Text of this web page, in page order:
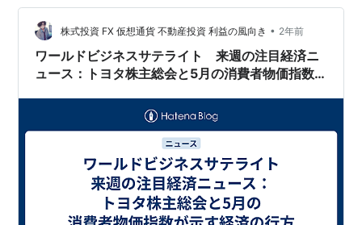
行っている」として延期していた。 東京新聞 トヨタ自動
車は１４日、高級車「クラウン」シリーズの新型車「エ
ステート」の生産開始や発売…
株式投資 FX 仮想通貨 不動産投資 利益の風向き • 2年前
ワールドビジネスサテライト 来週の注目経済ニ
ュース：トヨタ株主総会と5月の消費者物価指数